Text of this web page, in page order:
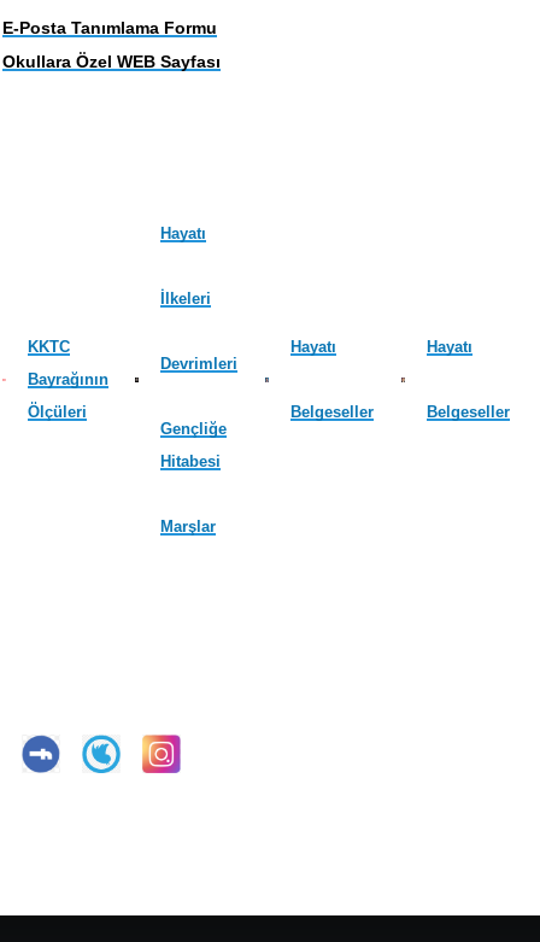
E-Posta Tanımlama Formu
Okullara Özel WEB Sayfası
KKTC
Bayrağının
Ölçüleri
Hayatı
İlkeleri
Devrimleri
Gençliğe
Hitabesi
Marşlar
Hayatı
Belgeseller
Hayatı
Belgeseller